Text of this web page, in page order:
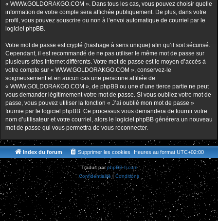
« WWW.GOLDORAKGO.COM ». Dans tous les cas, vous pouvez choisir quelle
information de votre compte sera affichée publiquement. De plus, dans votre
profil, vous pouvez souscrire ou non à l’envoi automatique de courriel par le
logiciel phpBB.
Votre mot de passe est crypté (hashage à sens unique) afin qu’il soit sécurisé.
Cependant, il est recommandé de ne pas utiliser le même mot de passe sur
plusieurs sites Internet différents. Votre mot de passe est le moyen d’accès à
votre compte sur « WWW.GOLDORAKGO.COM », conservez-le
soigneusement et en aucun cas une personne affiliée de
« WWW.GOLDORAKGO.COM », de phpBB ou une d’une tierce partie ne peut
vous demander légitimement votre mot de passe. Si vous oubliez votre mot de
passe, vous pouvez utiliser la fonction « J’ai oublié mon mot de passe »
fournie par le logiciel phpBB. Ce processus vous demandera de fournir votre
nom d’utilisateur et votre courriel, alors le logiciel phpBB générera un nouveau
mot de passe qui vous permettra de vous reconnecter.
Index du forum Heures au format UTC+02:00
Supprimer les cookies
Traduit parphpBB-fr.com
Confidentialité | Conditions